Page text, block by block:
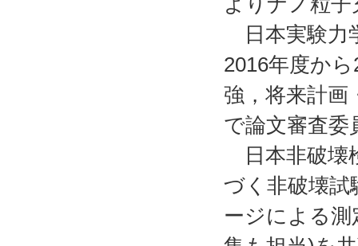
日本実験力
2016年度か
強，将来計画
で論文審査委
日本非破壊
づく非破壊試
ージによる